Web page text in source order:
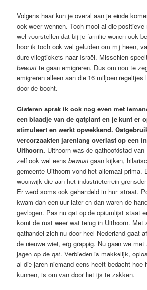
Volgens haar kun je overal aan je einde
ook weer wennen. Toch mooi al die
wel voorstellen dat bij je familie wonen ook
hoor ik toch ook wel geluiden om mij heen,
dure vliegtickets naar Israël. Misschien
bewust te gaan emigreren. Dus om nou te
emigreren alleen aan die 16 miljoen
door de bocht.
Gisteren sprak ik ook nog even met
een blaadje van de qatplant en je kunt er
stimuleert en werkt opwekkend.
veroorzaakten jarenlang overlast op een
Uithoorn. Uithoorn was de qathoofdstad
zelf ook wel eensbewust gaan kijken,
gemeente Uithoorn vond het allemaal prima.
woonwijk die aan het industrieterrein
Er werd soms ook gehandeld in hun straat.
kwam dan een uur later en dan waren de
gevlogen. Pas nu qat op de opiumlijst staat
komt de rust weer wat terug in Uithoorn. Met
qathandel zich nu door heel Nederland gaat
de nieuwe wiet, erg grappig. Nu gaan we met
jagen op de qat. Verbieden is makkelijk,
al die jaren niemand eens heeft bedacht hoe
kunnen, is om van door het ijs te zakken.